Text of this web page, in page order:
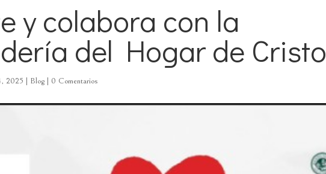
y colabora con la
del Hogar de Cristo
2025 Blog 0 Comentarios